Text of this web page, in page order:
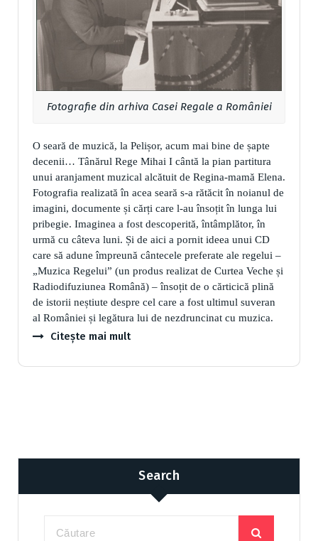
Fotografie din arhiva Casei Regale a României
O seară de muzică, la Pelișor, acum mai bine de șapte
decenii… Tânărul Rege Mihai I cântă la pian partitura
unui aranjament muzical alcătuit de Regina-mamă Elena.
Fotografia realizată în acea seară s-a rătăcit în noianul de
imagini, documente și cărți care l-au însoțit în lunga lui
pribegie. Imaginea a fost descoperită, întâmplător, în
urmă cu câteva luni. Și de aici a pornit ideea unui CD
care să adune împreună cântecele preferate ale regelui –
„Muzica Regelui” (un produs realizat de Curtea Veche și
Radiodifuziunea Română) – însoțit de o cărticică plină
de istorii neștiute despre cel care a fost ultimul suveran
al României și legătura lui de nezdruncinat cu muzica.
Citește mai mult
Search